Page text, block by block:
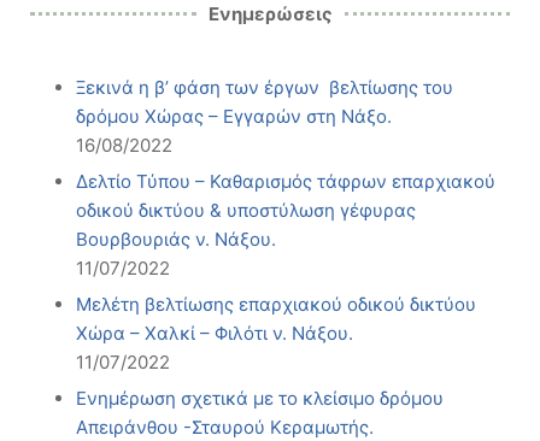
Ενημερώσεις
Ξεκινά η β’ φάση των έργων βελτίωσης του
δρόμου Χώρας – Εγγαρών στη Νάξο.
16/08/2022
Δελτίο Τύπου – Καθαρισμός τάφρων επαρχιακού
οδικού δικτύου & υποστύλωση γέφυρας
Βουρβουριάς ν. Νάξου.
11/07/2022
Μελέτη βελτίωσης επαρχιακού οδικού δικτύου
Χώρα – Χαλκί – Φιλότι ν. Νάξου.
11/07/2022
Ενημέρωση σχετικά με το κλείσιμο δρόμου
Απειράνθου -Σταυρού Κεραμωτής.